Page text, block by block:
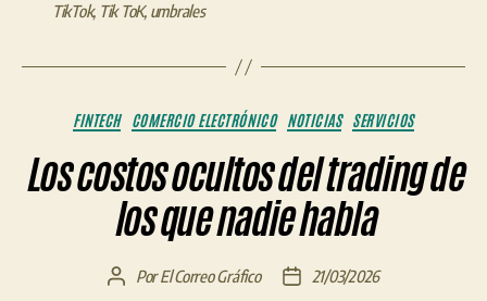
TikTok, Tik ToK, umbrales
Categorías
FINTECH COMERCIO ELECTRÓNICO NOTICIAS SERVICIOS
Los costos ocultos del trading de
los que nadie habla
AutorPorEl Correo Gráfico
Fecha21/03/2026